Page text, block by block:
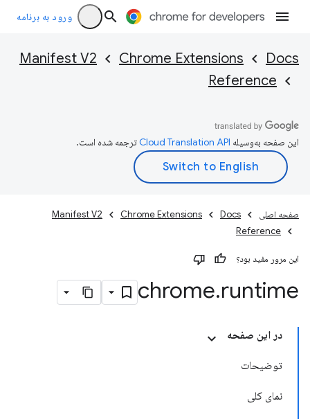
ورود به برنامه
Docs
Chrome Extensions
Manifest V2
Reference
این صفحه به‌وسیله ترجمه شده است.
صفحه اصلی Docs
Chrome Extensions
Manifest V2
Reference
این مرور مفید بود؟
chrome.runtime
در این صفحه
توضیحات
نمای کلی